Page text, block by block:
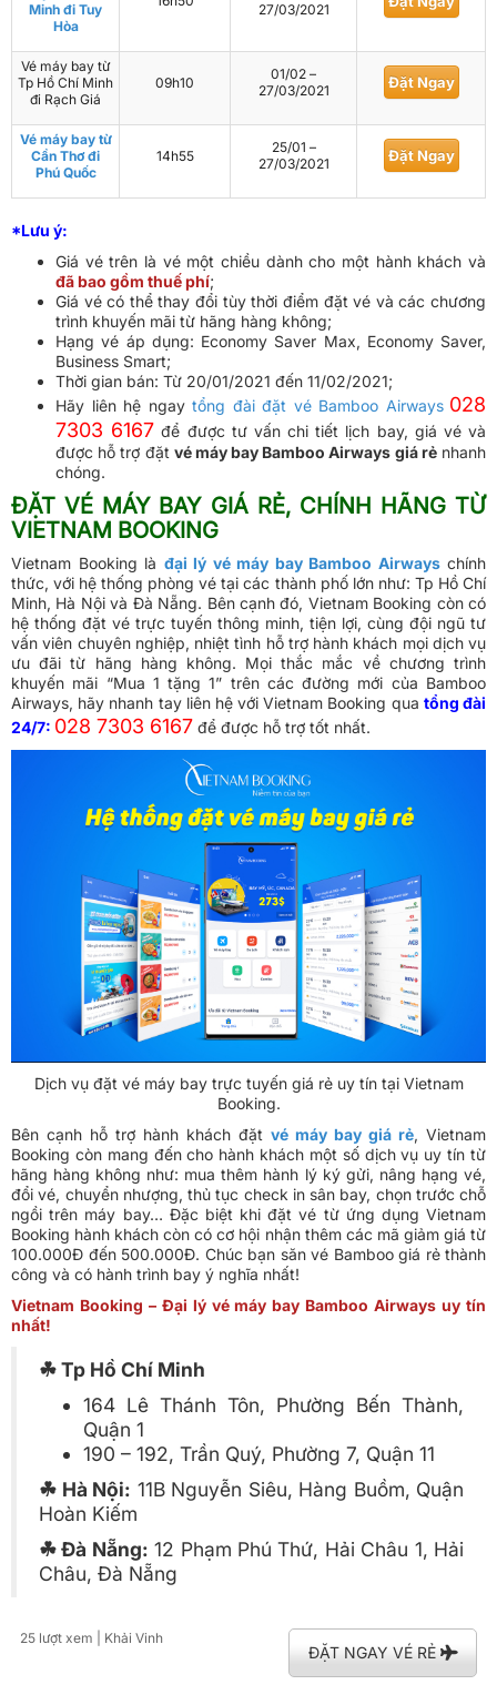
Minh đi Tuy
Hòa
27/03/2021
Vé máy bay từ
Tp Hồ Chí Minh
đi Rạch Giá
09h10
01/02 –
27/03/2021
Đặt Ngay
Vé máy bay từ
Cần Thơ đi
Phú Quốc
14h55
25/01 –
27/03/2021
Đặt Ngay
*Lưu ý:
Giá vé trên là vé một chiều dành cho một hành khách và
đã bao gồm thuế phí;
Giá vé có thể thay đổi tùy thời điểm đặt vé và các chương
trình khuyến mãi từ hãng hàng không;
Hạng vé áp dụng: Economy Saver Max, Economy Saver,
Business Smart;
Thời gian bán: Từ 20/01/2021 đến 11/02/2021;
Hãy liên hệ ngay tổng đài đặt vé Bamboo Airways 028
7303 6167 để được tư vấn chi tiết lịch bay, giá vé và
được hỗ trợ đặt vé máy bay Bamboo Airways giá rẻnhanh
chóng.
ĐẶT VÉ MÁY BAY GIÁ RẺ, CHÍNH HÃNG TỪ
VIETNAM BOOKING
Vietnam Booking là đại lý vé máy bay Bamboo Airwayschính
thức, với hệ thống phòng vé tại các thành phố lớn như: Tp Hồ Chí
Minh, Hà Nội và Đà Nẵng. Bên cạnh đó, Vietnam Booking còn có
hệ thống đặt vé trực tuyến thông minh, tiện lợi, cùng đội ngũ tư
vấn viên chuyên nghiệp, nhiệt tình hỗ trợ hành khách mọi dịch vụ
ưu đãi từ hãng hàng không. Mọi thắc mắc về chương trình
khuyến mãi “Mua 1 tặng 1” trên các đường mới của Bamboo
Airways, hãy nhanh tay liên hệ với Vietnam Booking qua tổng đài
24/7: 028 7303 6167 để được hỗ trợ tốt nhất.
Dịch vụ đặt vé máy bay trực tuyến giá rẻ uy tín tại Vietnam
Booking.
Bên cạnh hỗ trợ hành khách đặt vé máy bay giá rẻ, Vietnam
Booking còn mang đến cho hành khách một số dịch vụ uy tín từ
hãng hàng không như: mua thêm hành lý ký gửi, nâng hạng vé,
đổi vé, chuyển nhượng, thủ tục check in sân bay, chọn trước chỗ
ngồi trên máy bay… Đặc biệt khi đặt vé từ ứng dụng Vietnam
Booking hành khách còn có cơ hội nhận thêm các mã giảm giá từ
100.000Đ đến 500.000Đ. Chúc bạn săn vé Bamboo giá rẻ thành
công và có hành trình bay ý nghĩa nhất!
Vietnam Booking – Đại lý vé máy bay Bamboo Airways uy tín
nhất!
☘ Tp Hồ Chí Minh
164 Lê Thánh Tôn, Phường Bến Thành,
Quận 1
190 – 192, Trần Quý, Phường 7, Quận 11
☘ Hà Nội: 11B Nguyễn Siêu, Hàng Buồm, Quận
Hoàn Kiếm
☘ Đà Nẵng: 12 Phạm Phú Thứ, Hải Châu 1, Hải
Châu, Đà Nẵng
25 lượt xem | Khải Vinh
ĐẶT NGAY VÉ RẺ